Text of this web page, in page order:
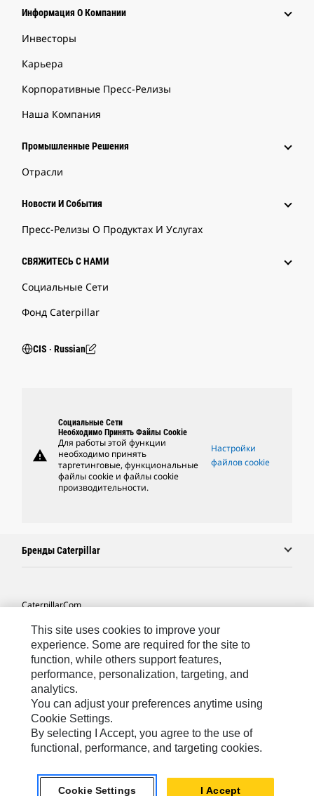
Информация О Компании
Инвесторы
Карьера
Корпоративные Пресс-Релизы
Наша Компания
Промышленные Решения
Отрасли
Новости И События
Пресс-Релизы О Продуктах И Услугах
СВЯЖИТЕСЬ С НАМИ
Социальные Сети
Фонд Caterpillar
CIS ‧ Russian
warning
Социальные Сети
Необходимо Принять Файлы Cookie
Для работы этой функции
необходимо принять
таргетинговые, функциональные
файлы cookie и файлы cookie
производительности.
Настройки
файлов cookie
Бренды Caterpillar
Caterpillar.com
Связаться С Caterpillar
Карта Сайта
Cookie Settings
Юридическая Информация
Конфиденциальность Личных Данных
CIS - Russian© 2026 Caterpillar. Все права сохранены.
This site uses cookies to improve your
experience. Some are required for the site to
function, while others support features,
performance, personalization, targeting, and
analytics.
You can adjust your preferences anytime using
Cookie Settings.
By selecting I Accept, you agree to the use of
functional, performance, and targeting cookies.
Cookie Settings I Accept